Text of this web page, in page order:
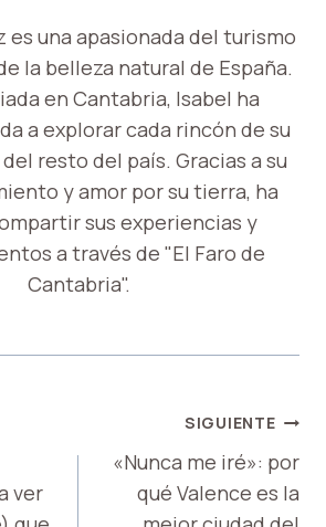
es una apasionada del turismo
la belleza natural de España.
en Cantabria, Isabel ha
a explorar cada rincón de su
resto del país. Gracias a su
y amor por su tierra, ha
sus experiencias y
a través de "El Faro de
Cantabria".
ver
SIGUIENTE
«Nunca me iré»: por
qué Valence es la